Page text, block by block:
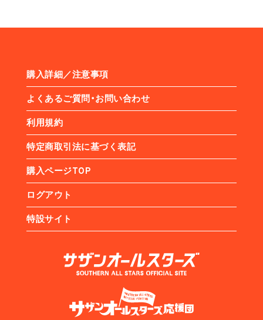
購入詳細／注意事項
よくあるご質問・お問い合わせ
利用規約
特定商取引法に基づく表記
購入ページTOP
ログアウト
特設サイト